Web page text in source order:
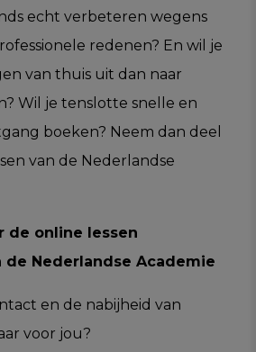
echt verbeteren wegens
redenen? En wil je
van thuis uit dan naar
Wil je tenslotte snelle en
boeken? Neem dan deel
van de Nederlandse
de online lessen
de Nederlandse Academie
en de nabijheid van
voor jou?